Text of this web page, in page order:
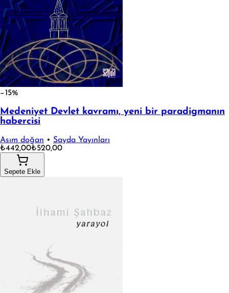
−15%
Medeniyet Devlet kavramı, yeni bir paradigmanın
habercisi
Asım doğan • Sayda Yayınları
₺442,00₺520,00
Sepete Ekle